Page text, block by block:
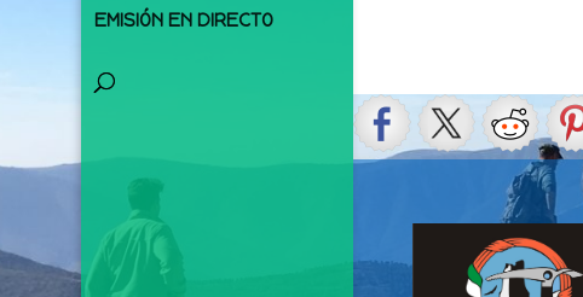
EMISIÓN EN DIRECTO